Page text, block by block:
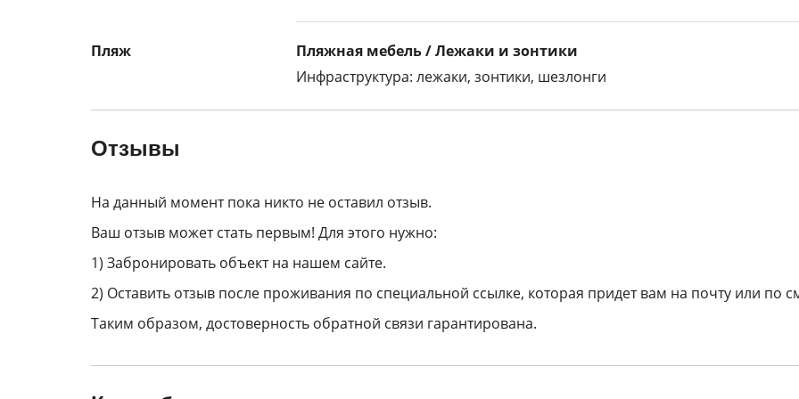
Пляж
Пляжная мебель / Лежаки и зонтики
Инфраструктура: лежаки, зонтики, шезлонги
Отзывы
На данный момент пока никто не оставил отзыв.
Ваш отзыв может стать первым! Для этого нужно:
1) Забронировать объект на нашем сайте.
2) Оставить отзыв после проживания по специальной ссылке, которая придет вам на почту или по
Таким образом, достоверность обратной связи гарантирована.